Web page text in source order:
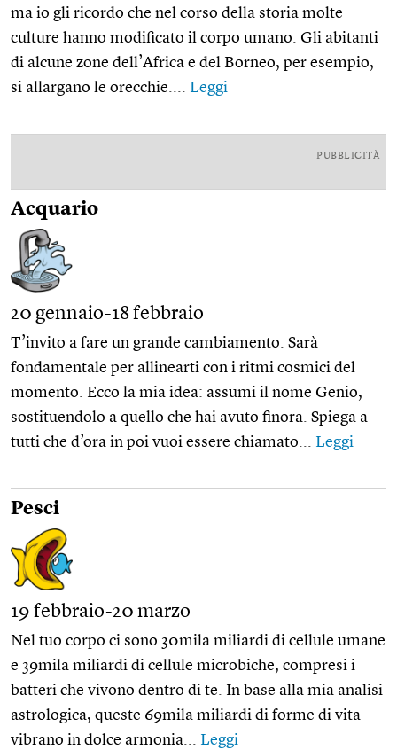
ma io gli ricordo che nel corso della storia molte
culture hanno modificato il corpo umano. Gli abitanti
di alcune zone dell’Africa e del Borneo, per esempio,
si allargano le orecchie.... Leggi
PUBBLICITÀ
Acquario
20 gennaio-18 febbraio
T’invito a fare un grande cambiamento. Sarà
fondamentale per allinearti con i ritmi cosmici del
momento. Ecco la mia idea: assumi il nome Genio,
sostituendolo a quello che hai avuto finora. Spiega a
tutti che d’ora in poi vuoi essere chiamato... Leggi
Pesci
19 febbraio-20 marzo
Nel tuo corpo ci sono 30mila miliardi di cellule umane
e 39mila miliardi di cellule microbiche, compresi i
batteri che vivono dentro di te. In base alla mia analisi
astrologica, queste 69mila miliardi di forme di vita
vibrano in dolce armonia... Leggi